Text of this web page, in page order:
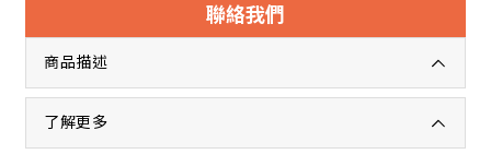
聯絡我們
商品描述
了解更多